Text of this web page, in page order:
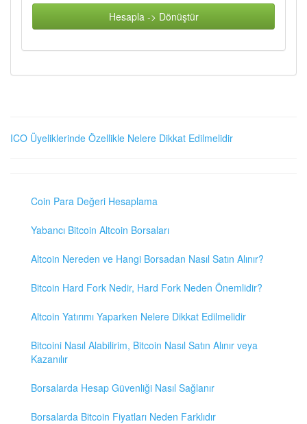
Hesapla -> Dönüştür
ICO Üyeliklerinde Özellikle Nelere Dikkat Edilmelidir
Coin Para Değeri Hesaplama
Yabancı Bitcoin Altcoin Borsaları
Altcoin Nereden ve Hangi Borsadan Nasıl Satın Alınır?
Bitcoin Hard Fork Nedir, Hard Fork Neden Önemlidir?
Altcoin Yatırımı Yaparken Nelere Dikkat Edilmelidir
Bitcoini Nasıl Alabilirim, Bitcoin Nasıl Satın Alınır veya
Kazanılır
Borsalarda Hesap Güvenliği Nasıl Sağlanır
Borsalarda Bitcoin Fiyatları Neden Farklıdır